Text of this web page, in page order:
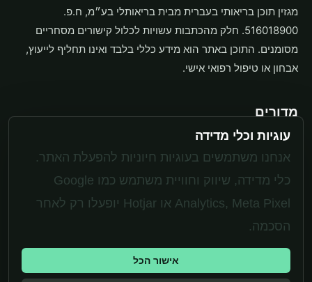
עוגיות וכלי מדידה
אנחנו משתמשים בעוגיות חיוניות להפעלת האתר.
כלי מדידה, שיווק וחוויית משתמש כמו Google
Analytics, Meta Pixel או Hotjar יופעלו רק לאחר
הסכמה.
אישור הכל
מגזין תוכן בריאותי בעברית מבית בריאותלי בע״מ, ח.פ.
516018900. חלק מהכתבות עשויות לכלול קישורים מסחריים
מסומנים. התוכן באתר הוא מידע כללי בלבד ואינו תחליף לייעוץ,
אבחון או טיפול רפואי אישי.
מדורים
תוספים
משקל ותזונה
בריאות האישה
עוגיות